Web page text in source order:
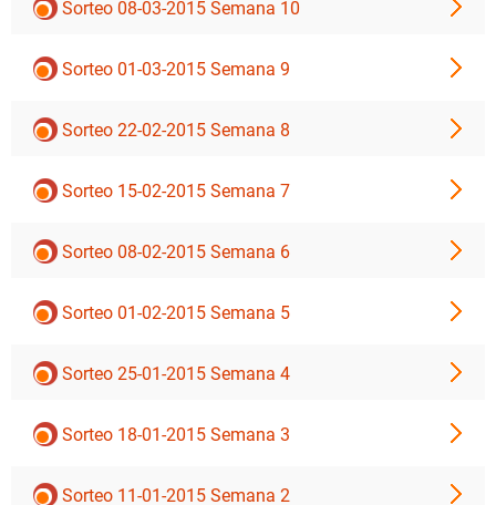
Sorteo 08-03-2015 Semana 10
Sorteo 01-03-2015 Semana 9
Sorteo 22-02-2015 Semana 8
Sorteo 15-02-2015 Semana 7
Sorteo 08-02-2015 Semana 6
Sorteo 01-02-2015 Semana 5
Sorteo 25-01-2015 Semana 4
Sorteo 18-01-2015 Semana 3
Sorteo 11-01-2015 Semana 2